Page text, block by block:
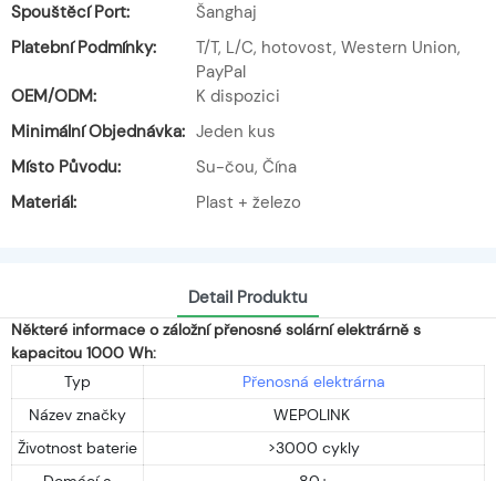
Spouštěcí Port:
Šanghaj
Platební Podmínky:
T/T, L/C, hotovost, Western Union,
PayPal
OEM/ODM:
K dispozici
Minimální Objednávka: Jeden kus
Místo Původu:
Su-čou, Čína
Materiál:
Plast + železo
Detail Produktu
Některé informace o záložní přenosné solární elektrárně s
kapacitou 1000 Wh:
Typ
Přenosná elektrárna
Název značky
WEPOLINK
Životnost baterie
>3000 cykly